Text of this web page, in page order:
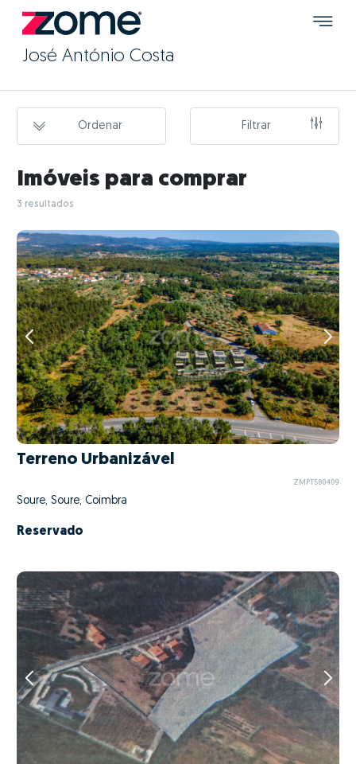
José António Costa
Ordenar Filtrar
Imóveis para comprar
3 resultados
Terreno Urbanizável
ZMPT580409
Soure, Soure, Coimbra
Reservado